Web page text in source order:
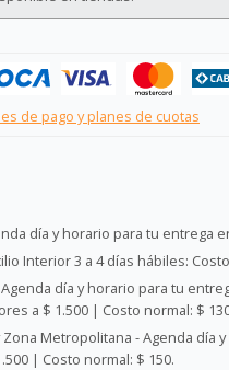
de pago y planes de cuotas
día y horario para tu entrega
Interior 3 a 4 días hábiles:
día y horario para tu
a $ 1.500 | Costo normal: $
Metropolitana - Agenda día
| Costo normal: $ 150.